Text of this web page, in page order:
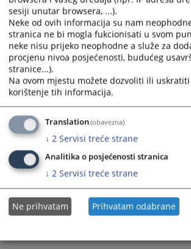
1749PREGLEDA
sesiji unutar browsera, ...).
Neke od ovih informacija su nam
stranica ne bi mogla fukcionisati u svom
neke nisu prijeko neophodne a služe za
procjenu nivoa posjećenosti, budućeg
stranice...).
Na ovom mjestu možete dozvoliti ili
korištenje tih informacija.
Translation(obavezna)
↓ 2 Servisi treće strane
Analitika o posjećenosti stranica
↓ 2 Servisi treće strane
Ne prihvatam Prihvatam odabrane